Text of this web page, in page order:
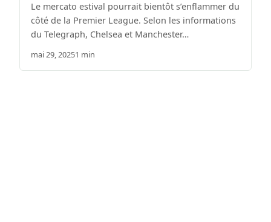
Le mercato estival pourrait bientôt s’enflammer du
côté de la Premier League. Selon les informations
du Telegraph, Chelsea et Manchester…
mai 29, 20251 min